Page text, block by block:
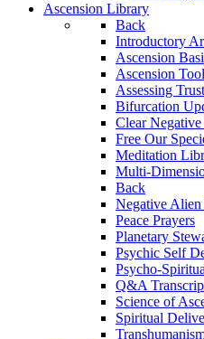
Ascension Library
Back
Introductory
Ascension
Ascension
Assessing
Bifurcation
Clear
Free Our
Meditation
Multi-
Back
Negative Alien
Peace Prayers
Planetary
Psychic Self
Psycho-
Q&A
Science of
Spiritual